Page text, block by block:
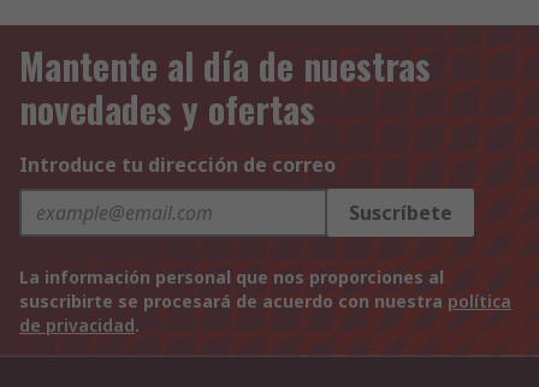
Mantente al día de nuestras
novedades y ofertas
Introduce tu dirección de correo
Suscríbete
La información personal que nos proporciones al
suscribirte se procesará de acuerdo con nuestra política
de privacidad.